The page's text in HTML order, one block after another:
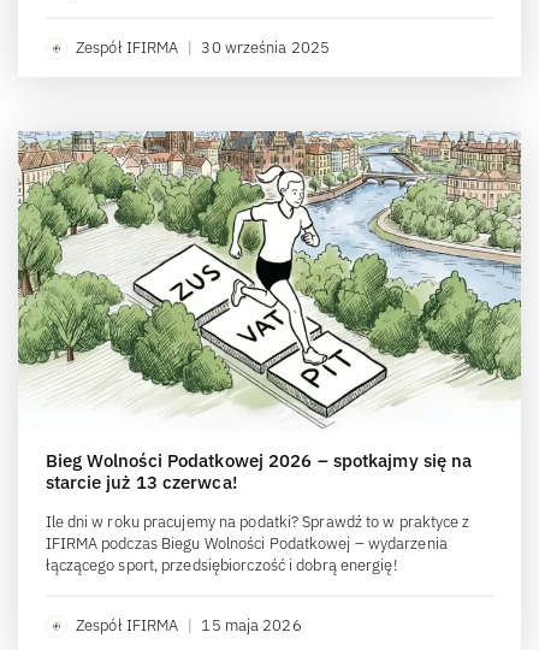
Zespół IFIRMA | 30 września 2025
Bieg Wolności Podatkowej 2026 – spotkajmy się na
starcie już 13 czerwca!
Ile dni w roku pracujemy na podatki? Sprawdź to w praktyce z
IFIRMA podczas Biegu Wolności Podatkowej – wydarzenia
łączącego sport, przedsiębiorczość i dobrą energię!
Zespół IFIRMA | 15 maja 2026